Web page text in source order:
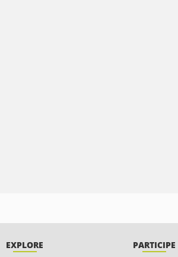
EXPLORE PARTICIPE